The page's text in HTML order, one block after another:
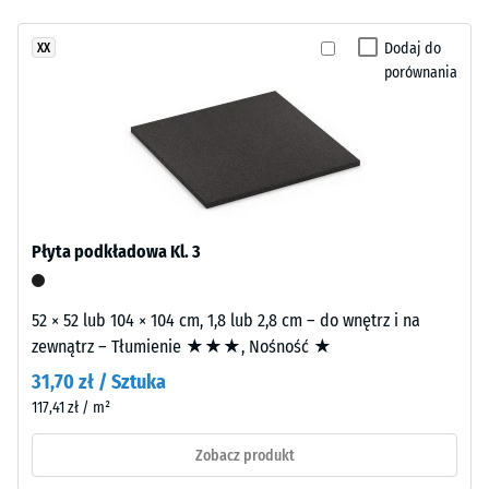
otwartą
wodą.
Materiał
Składniki
budowa
godzinach
odciążenia
kg/m³
Tłumienie
wstrząsów,
drgań i
dźwięków
uderzeniowych
– Wartość
skali 2 =
tłumienie
jeszcze
żadnego
Dodaj do
porównania
XX
Płyta podkładowa Kl. 3
52 × 52 lub 104 × 104 cm, 1,8 lub 2,8 cm – do wnętrz i na
zewnątrz – Tłumienie ★★★, Nośność ★
31,70 zł / Sztuka
117,41 zł / m²
Zobacz produkt